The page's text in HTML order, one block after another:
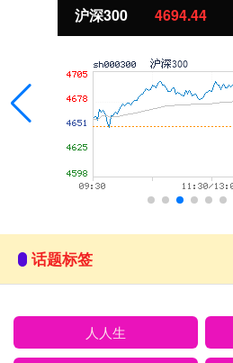
沪深300 4694.44
话题标签
人人生